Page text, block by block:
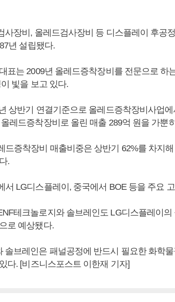
사장비, 올레드검사장비 등 디스플레이 후공
년 설립됐다.
표는 2009년 올레드증착장비를 전문으로 하
빛을 보고 있다.
상반기 연결기준으로 올레드증착장비사업
레드증착장비로 올린 매출 289억 원을 가뿐
드증착장비 매출비중은 상반기 62%를 차지
.
서 LG디스플레이, 중국에서 BOE 등을 주요
테크놀로지와 솔브레인도 LG디스플레이의
로 예상됐다.
솔브레인은 패널공정에 반드시 필요한 화학
다. [비즈니스포스트 이한재 기자]